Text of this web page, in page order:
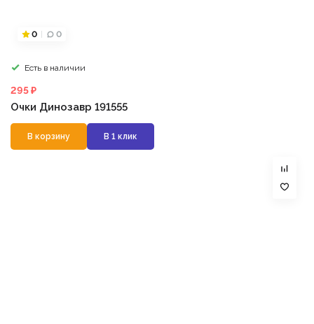
0 0
Есть в наличии
295 ₽
Очки Динозавр 191555
В корзину В 1 клик